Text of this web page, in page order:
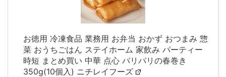
お徳用 冷凍食品 業務用 お弁当 おかず おつまみ 惣
菜 おうちごはん ステイホーム 家飲み パーティー
時短 まとめ買い 中華 点心 パリパリの春巻き
350g(10個入) ニチレイフーズ